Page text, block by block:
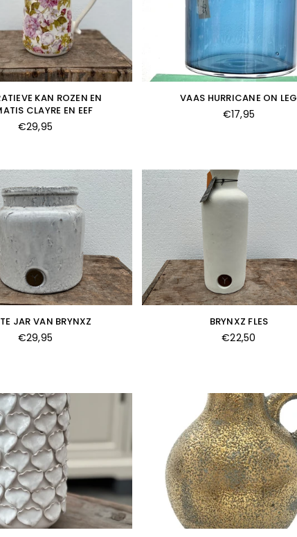
KAN ROZEN EN
CLAYRE EN EEF
Normale
€29,95
VAAS HURRICANE ON LEG
Normale
€17,95
JAR VAN BRYNXZ
Normale
€29,95
BRYNXZ FLES
Normale
€22,50